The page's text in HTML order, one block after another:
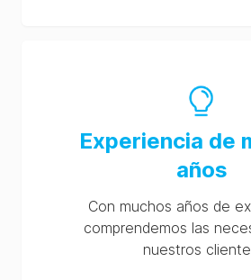
Experiencia de
años
Con muchos años de
comprendemos las
nuestros